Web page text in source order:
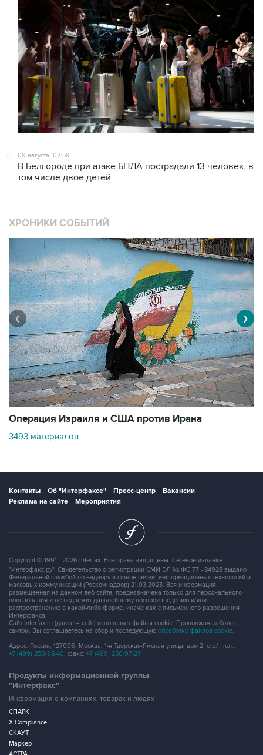
09 августа, 02:59
В Белгороде при атаке БПЛА пострадали 13 человек, в
том числе двое детей
ХРОНИКИ СОБЫТИЙ
Операция Израиля и США против Ирана
3493 материалов
❮ ❯
Контакты Об "Интерфаксе" Пресс-центр
Вакансии
Реклама на сайте
Мероприятия
Copyright © 1991—2026 Interfax. Все права защищены. Сетевое издание
"Интерфакс.ру". Свидетельство о регистрации СМИ ЭЛ № ФС 77 - 84928 выдано
Федеральной службой по надзору в сфере связи, информационных технологий и
массовых коммуникаций (Роскомнадзор) 21.03.2023. Вся информация,
размещенная на данном веб-сайте, предназначена только для персонального
пользования и не подлежит дальнейшему воспроизведению и/или
распространению в какой-либо форме, иначе как с письменного разрешения
Интерфакса.
Сайт Interfax.ru (далее – сайт) использует файлы cookie. Продолжая работу с
сайтом, Вы соглашаетесь на сбор и последующую обработку файлов cookie.
Адрес: Россия, 127006, Москва, 1-я Тверская-Ямская улица, дом 2, стр.1, тел.:
+7 (499) 250-98-40, факс: +7 (499) 250-97-27
Продукты информационной группы
"Интерфакс"
Информация о компаниях, товарах и людях
СПАРК
X-Compliance
СКАУТ
Маркер